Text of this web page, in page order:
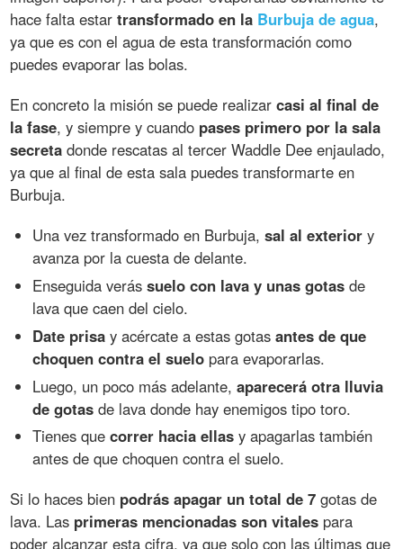
hace falta estartransformado en la Burbuja de agua,
ya que es con el agua de esta transformación como
puedes evaporar las bolas.
En concreto la misión se puede realizarcasi al final de
la fase, y siempre y cuando pases primero por la sala
secreta donde rescatas al tercer Waddle Dee enjaulado,
ya que al final de esta sala puedes transformarte en
Burbuja.
Una vez transformado en Burbuja,sal al exterior y
avanza por la cuesta de delante.
Enseguida verássuelo con lava y unas gotas de
lava que caen del cielo.
Date prisa y acércate a estas gotasantes de que
choquen contra el suelo para evaporarlas.
Luego, un poco más adelante,aparecerá otra lluvia
de gotas de lava donde hay enemigos tipo toro.
Tienes quecorrer hacia ellas y apagarlas también
antes de que choquen contra el suelo.
Si lo haces bien podrás apagar un total de 7 gotas de
lava. Las primeras mencionadas son vitales para
poder alcanzar esta cifra, ya que solo con las últimas que